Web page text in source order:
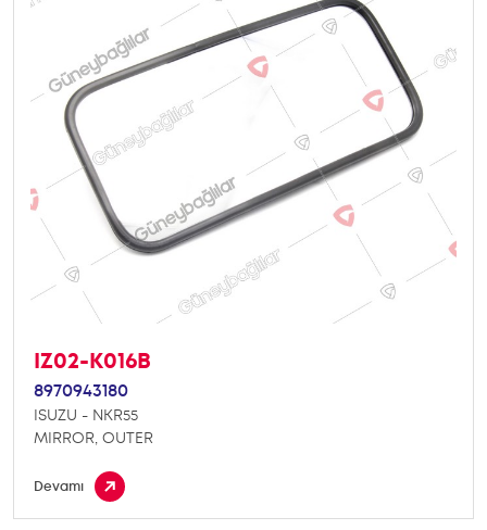
IZ02-K016B
8970943180
ISUZU - NKR55
MIRROR, OUTER
Devamı